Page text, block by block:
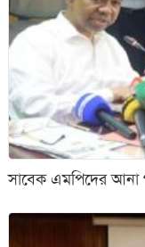
সাবেক এমপিদের আনা